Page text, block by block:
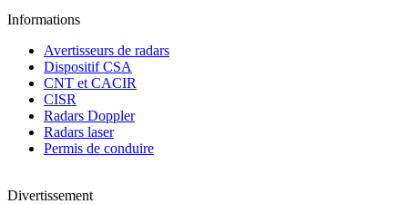
Informations
Avertisseurs de radars
Dispositif CSA
CNT et CACIR
CISR
Radars Doppler
Radars laser
Permis de conduire
Divertissement